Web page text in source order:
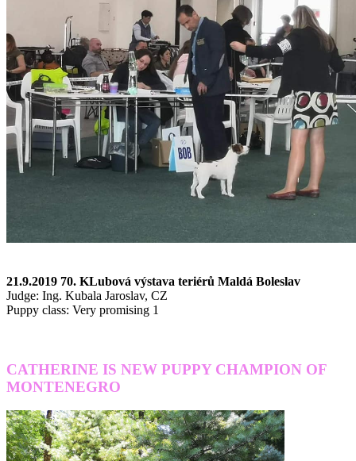
21.9.2019 70. KLubová výstava teriérů Maldá Boleslav
Judge: Ing. Kubala Jaroslav, CZ
Puppy class: Very promising 1
CATHERINE IS NEW PUPPY CHAMPION OF
MONTENEGRO